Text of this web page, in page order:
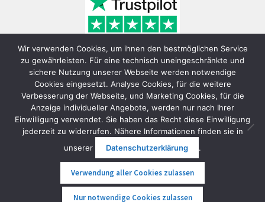
© FunShop Wien - Hochqualitative Elektromobilität 2026
Datenschutzerklärung
Erstellt mit WooCommerce
Wir verwenden Cookies, um ihnen den bestmöglichen Service
zu gewährleisten. Für eine technisch uneingeschränkte und
sichere Nutzung unserer Webseite werden notwendige
Cookies eingesetzt. Analyse Cookies, für die weitere
Verbesserung der Webseite, und Marketing Cookies, für die
Anzeige individueller Angebote, werden nur nach Ihrer
Einwilligung verwendet. Sie haben das Recht diese Einwilligung
jederzeit zu widerrufen. Nähere Informationen finden sie in
unserer
Datenschutzerklärung .
Verwendung aller Cookies zulassen
Nur notwendige Cookies zulassen